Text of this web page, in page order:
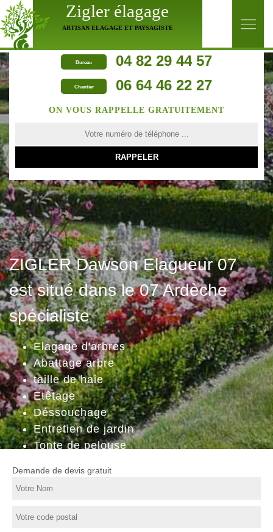
Zigler élagage
ARTISAN ELAGAGE ET PAYSAGISTE
Bureau 04 82 29 44 57
Chantier 06 64 46 22 27
ZIGLER Dawson Elagueur 07
est situé dans le 07 Ardèche
spécialiste
Elagage d'arbres
Abattage arbre
taille de haie
Etêtage
Déssouchage
Entretien de jardin
Tonte de pelouse
ON VOUS RAPPELLE GRATUITEMENT
Demande de devis gratuit